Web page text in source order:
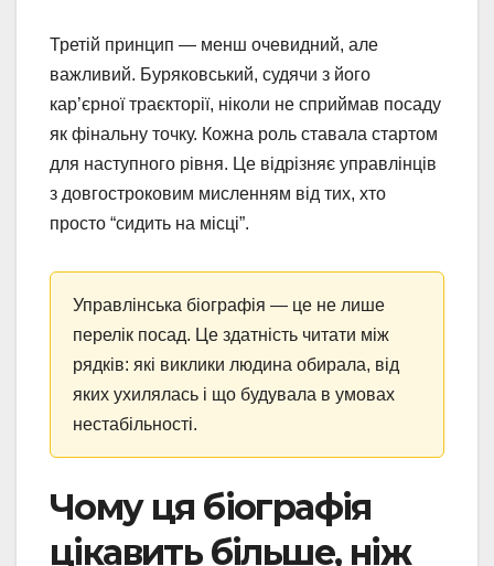
Третій принцип — менш очевидний, але
важливий. Буряковський, судячи з його
кар’єрної траєкторії, ніколи не сприймав посаду
як фінальну точку. Кожна роль ставала стартом
для наступного рівня. Це відрізняє управлінців
з довгостроковим мисленням від тих, хто
просто “сидить на місці”.
Управлінська біографія — це не лише
перелік посад. Це здатність читати між
рядків: які виклики людина обирала, від
яких ухилялась і що будувала в умовах
нестабільності.
Чому ця біографія
цікавить більше, ніж